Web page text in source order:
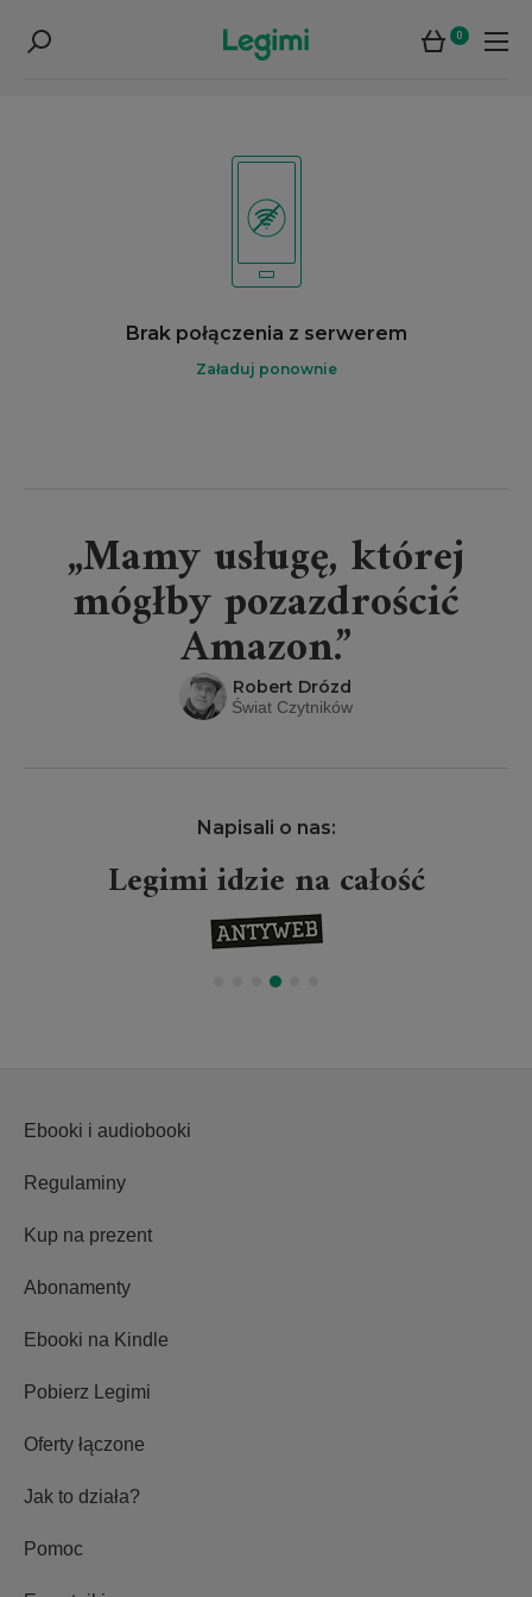
0
Brak połączenia z serwerem
Załaduj ponownie
„Mamy usługę, której
mógłby pozazdrościć
Amazon.”
Robert Drózd
Świat Czytników
Napisali o nas:
Legimi idzie na całość
Ebooki i audiobooki
Regulaminy
Kup na prezent
Abonamenty
Ebooki na Kindle
Pobierz Legimi
Oferty łączone
Jak to działa?
Pomoc